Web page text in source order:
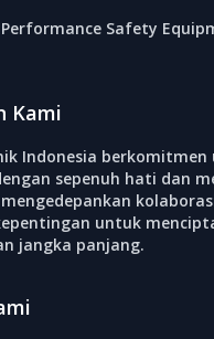
Safety
Kami
Indonesia
sepenuh hati dan
untuk
jangka panjang.